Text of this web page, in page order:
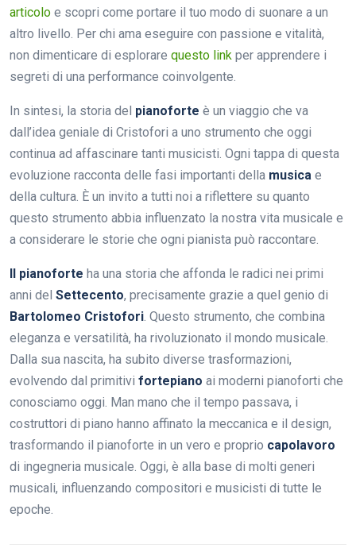
articolo e scopri come portare il tuo modo di suonare a un
altro livello. Per chi ama eseguire con passione e vitalità,
non dimenticare di esplorare questo link per apprendere i
segreti di una performance coinvolgente.
In sintesi, la storia del pianoforte è un viaggio che va
dall’idea geniale di Cristofori a uno strumento che oggi
continua ad affascinare tanti musicisti. Ogni tappa di questa
evoluzione racconta delle fasi importanti della musica e
della cultura. È un invito a tutti noi a riflettere su quanto
questo strumento abbia influenzato la nostra vita musicale e
a considerare le storie che ogni pianista può raccontare.
Il pianoforte ha una storia che affonda le radici nei primi
anni del Settecento, precisamente grazie a quel genio di
Bartolomeo Cristofori. Questo strumento, che combina
eleganza e versatilità, ha rivoluzionato il mondo musicale.
Dalla sua nascita, ha subito diverse trasformazioni,
evolvendo dal primitivi fortepiano ai moderni pianoforti che
conosciamo oggi. Man mano che il tempo passava, i
costruttori di piano hanno affinato la meccanica e il design,
trasformando il pianoforte in un vero e proprio capolavoro
di ingegneria musicale. Oggi, è alla base di molti generi
musicali, influenzando compositori e musicisti di tutte le
epoche.